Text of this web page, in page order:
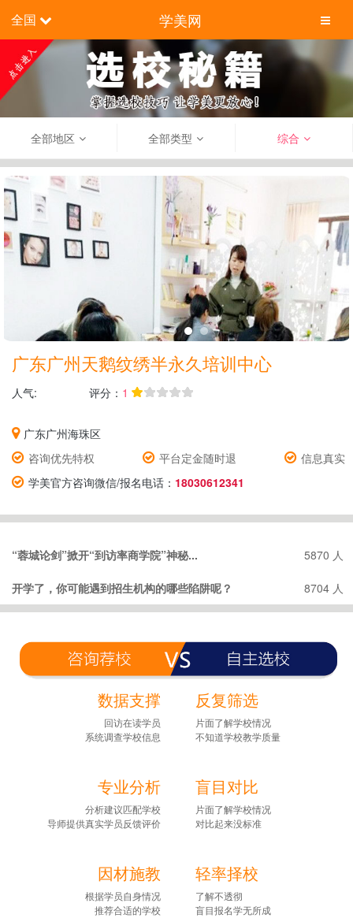
全国 学美网
全部地区 全部类型 综合
广东​广州天鹅纹绣半永久培训中心
人气: 评分： 1
广东广州海珠区
咨询优先特权
平台定金随时退
信息真实
学美官方咨询微信/报名电话： 18030612341
“蓉城论剑”掀开“到访率商学院”神秘... 5870 人
开学了，你可能遇到招生机构的哪些陷阱呢？ 8704 人
数据支撑
回访在读学员
系统调查学校信息
反复筛选
片面了解学校情况
不知道学校教学质量
专业分析
分析建议匹配学校
导师提供真实学员反馈评价
盲目对比
片面了解学校情况
对比起来没标准
因材施教
根据学员自身情况
推荐合适的学校
轻率择校
了解不透彻
盲目报名学无所成